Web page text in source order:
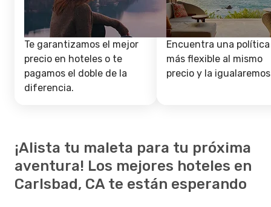
Te garantizamos el mejor
precio en hoteles o te
pagamos el doble de la
diferencia.
Encuentra una política
más flexible al mismo
precio y la
¡Alista tu maleta para tu próxima
aventura! Los mejores hoteles en
Carlsbad, CA te están esperando